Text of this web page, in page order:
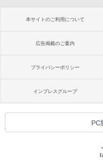
本サイトのご利用について
広告掲載のご案内
プライバシーポリシー
インプレスグループ
PC